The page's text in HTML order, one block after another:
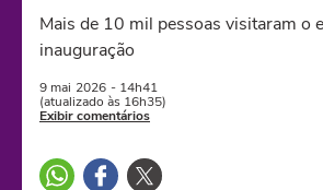
Mais de 10 mil pessoas visitaram o
inauguração
9 mai 2026 - 14h41
(atualizado às 16h35)
Exibir comentários